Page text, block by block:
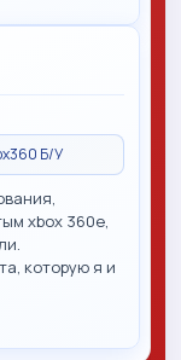
Б/У
xbox 360e,
которую я и